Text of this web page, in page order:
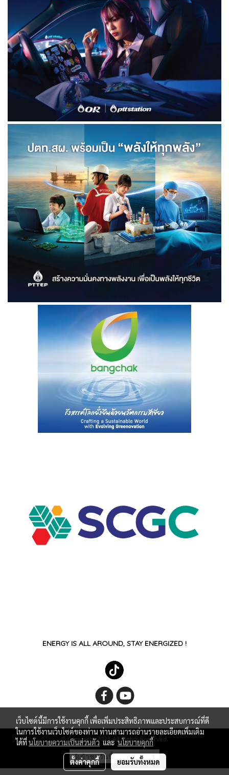
ENERGY IS ALL AROUND, STAY ENERGIZED !
© Copyright 2021 All Rights Reserved.
ผู้เข้าชมวันนี้ 1
เว็บไซต์นี้มีการใช้งานคุกกี้ เพื่อเพิ่มประสิทธิภาพและประสบการณ์ที่ดี
ในการใช้งานเว็บไซต์ของท่าน ท่านสามารถอ่านรายละเอียดเพิ่มเติม
ได้ที่นโยบายความเป็นส่วนตัวและนโยบายคุกกี้
ตั้งค่าคุกกี้ ยอมรับทั้งหมด